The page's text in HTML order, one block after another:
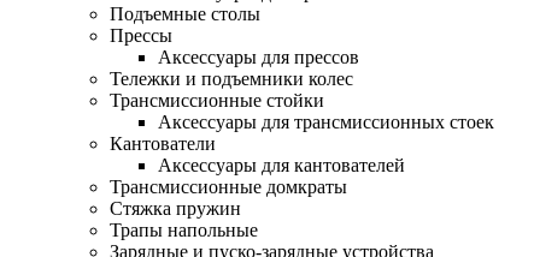
Подъемные столы
Прессы
Аксессуары для прессов
Тележки и подъемники колес
Трансмиссионные стойки
Аксессуары для трансмиссионных стоек
Кантователи
Аксессуары для кантователей
Трансмиссионные домкраты
Стяжка пружин
Трапы напольные
Зарядные и пуско-зарядные устройства